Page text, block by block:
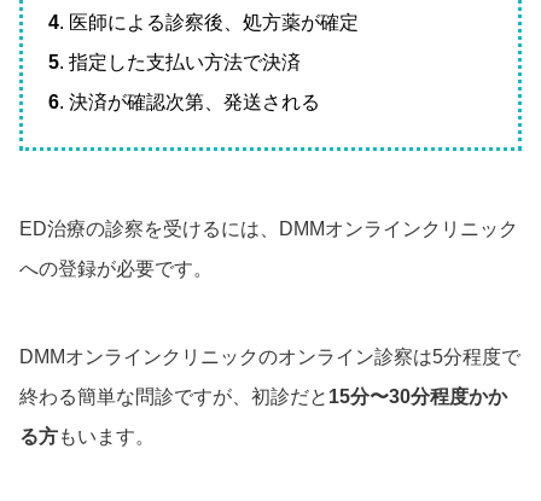
4. 医師による診察後、処方薬が確定
5. 指定した支払い方法で決済
6. 決済が確認次第、発送される
ED治療の診察を受けるには、DMMオンラインクリニック
への登録が必要です。
DMMオンラインクリニックのオンライン診察は5分程度で
終わる簡単な問診ですが、初診だと 15分〜30分程度かか
る方もいます。